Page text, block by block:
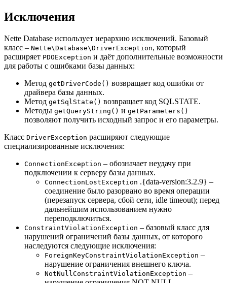
Исключения
Nette Database использует иерархию исключений. Базовый
класс – Nette\Database\DriverException, который
расширяет PDOException и даёт дополнительные возможности
для работы с ошибками базы данных:
Метод getDriverCode() возвращает код ошибки от
драйвера базы данных.
Метод getSqlState() возвращает код SQLSTATE.
Методы getQueryString() и getParameters()
позволяют получить исходный запрос и его параметры.
Класс DriverException расширяют следующие
специализированные исключения:
ConnectionException – обозначает неудачу при
подключении к серверу базы данных.
ConnectionLostException .{data-version:3.2.9} –
соединение было разорвано во время операции
(перезапуск сервера, сбой сети, idle timeout); перед
дальнейшим использованием нужно
переподключиться.
ConstraintViolationException – базовый класс для
нарушений ограничений базы данных, от которого
наследуются следующие исключения:
ForeignKeyConstraintViolationException –
нарушение ограничения внешнего ключа.
NotNullConstraintViolationException –